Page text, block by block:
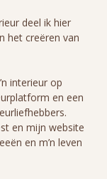
deel ik hier
het creëren van
interieur op
en een
en mijn website
en m’n leven